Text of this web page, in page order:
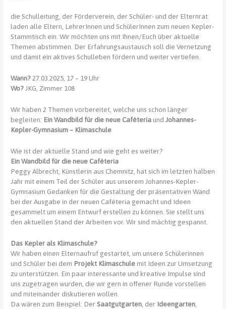
die Schulleitung, der Förderverein, der Schüler- und der Elternrat
laden alle Eltern, LehrerInnen und SchülerInnen zum neuen Kepler-
Stammtisch ein. Wir möchten uns mit Ihnen/Euch über aktuelle
Themen abstimmen. Der Erfahrungsaustausch soll die Vernetzung
und damit ein aktives Schulleben fördern und weiter vertiefen.
Wann?27.03.2025, 17 – 19 Uhr
Wo?JKG, Zimmer 108
Wir haben 2 Themen vorbereitet, welche uns schon länger
begleiten: Ein Wandbild für die neue CaféteriaundJohannes-
Kepler-Gymnasium – Klimaschule
Wie ist der aktuelle Stand und wie geht es weiter?
Ein Wandbild für die neue Caféteria
Peggy Albrecht, Künstlerin aus Chemnitz, hat sich im letzten halben
Jahr mit einem Teil der Schüler aus unserem Johannes-Kepler-
Gymnasium Gedanken für die Gestaltung der präsentativen Wand
bei der Ausgabe in der neuen Caféteria gemacht und Ideen
gesammelt um einem Entwurf erstellen zu können. Sie stellt uns
den aktuellen Stand der Arbeiten vor. Wir sind mächtig gespannt.
Das Kepler als Klimaschule?
Wir haben einen Elternaufruf gestartet, um unsere Schülerinnen
und Schüler bei dem Projekt Klimaschulemit Ideen zur Umsetzung
zu unterstützen. Ein paar interessante und kreative Impulse sind
uns zugetragen wurden, die wir gern in offener Runde vorstellen
und miteinander diskutieren wollen.
Da wären zum Beispiel: DerSaatgutgarten , der Ideengarten